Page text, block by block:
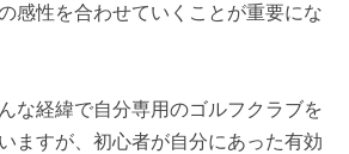
感性を合わせていくことが重要にな
な経緯で自分専用のゴルフクラブを
ますが、初心者が自分にあった有効